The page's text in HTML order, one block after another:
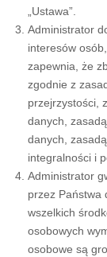
„Ustawa”.
Administrator
interesów
zapewnia, że
zgodnie z
przejrzystości,
danych,
danych,
integralności i
Administrator
przez Państwa
wszelkich
osobowych
osobowe są